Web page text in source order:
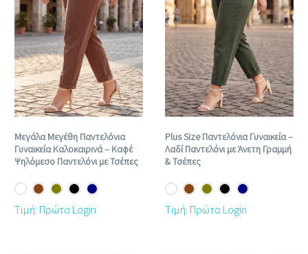
Μεγάλα Μεγέθη Παντελόνια
Γυναικεία Καλοκαιρινά – Καφέ
Ψηλόμεσο Παντελόνι με Τσέπες
Τιμή: Πρώτα Login
Plus Size Παντελόνια Γυναικεία –
Λαδί Παντελόνι με Άνετη Γραμμή
& Τσέπες
Τιμή: Πρώτα Login